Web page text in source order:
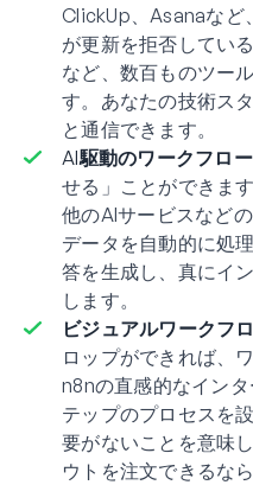
ClickUp、Asanaなど
が更新を拒否してい
など、数百ものツー
す。あなたの技術ス
と通信できます。
AI駆動のワークフロー
せる」ことができま
他のAIサービスなど
データを自動的に処
答を生成し、真にイ
します。
ビジュアルワークフ
ロップができれば、
n8nの直感的なイン
テップのプロセスを
要がないことを意味
ウトを注文できるな